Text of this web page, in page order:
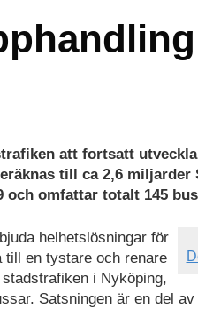
att fortsatt
till ca 2,6 miljarder
och omfattar totalt 145
helhetslösningar för
till en tystare och renare
i Nyköping,
Satsningen är en del